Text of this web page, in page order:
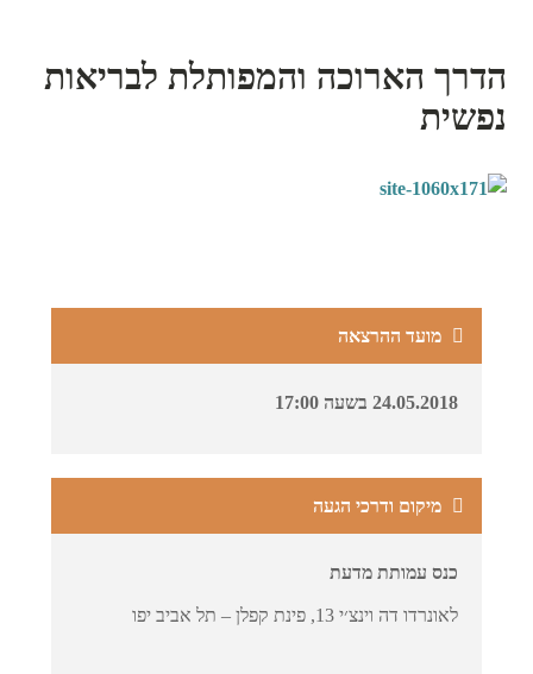
הדרך הארוכה והמפותלת לבריאות
נפשית
מועד ההרצאה
24.05.2018 בשעה 17:00
מיקום ודרכי הגעה
כנס עמותת מדעת
לאונרדו דה וינצ׳י 13, פינת קפלן – תל אביב יפו